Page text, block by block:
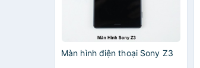
Màn hình điện thoại Sony Z3